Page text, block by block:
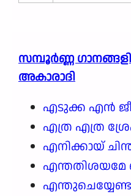
സമ്പൂർണ്ണ
അകാരാദി
എടുക്ക എൻ
എത്ര എത്ര
എനിക്കായ്